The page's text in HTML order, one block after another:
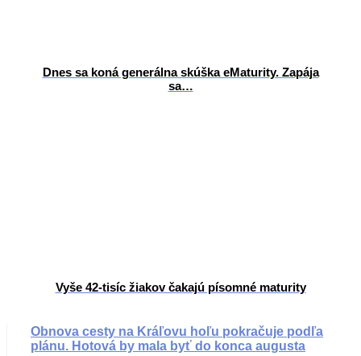
Dnes sa koná generálna skúška eMaturity. Zapája
sa…
Vyše 42-tisíc žiakov čakajú písomné maturity
Obnova cesty na Kráľovu hoľu pokračuje podľa
plánu. Hotová by mala byť do konca augusta